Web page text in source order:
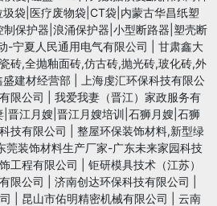
圾袋|医疗废物袋|CT袋|内蒙古华昌纸塑
制保护器|浪涌保护器|小型断路器|塑壳断
-宁夏人民通用电气有限公司
甘肃鑫大
砖,全抛釉面砖,仿古砖,抛光砖,玻化砖,外
建材经营部
上海虔汇环保科技有限公
限公司
我爱我妻（晋江）家政服务有
晋江月嫂|晋江月嫂培训|石狮月嫂|石狮
技有限公司
整屋环保装饰材料,新型绿
莞装饰材料生产厂家-广东未来家园科技
工程有限公司
钜研模具技术（江苏）
限公司 济南创达环保科技有限公司
昆山市佑明精密机械有限公司
云南